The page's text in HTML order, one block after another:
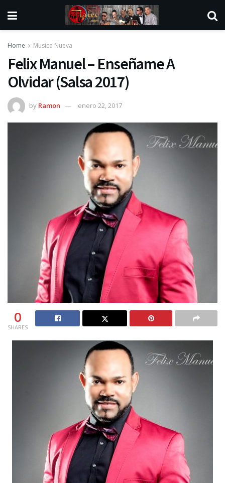
Home Musica Nueva
Felix Manuel – Enseñame A
Olvidar (Salsa 2017)
by Ramon enero 22, 2017
0
SHARES